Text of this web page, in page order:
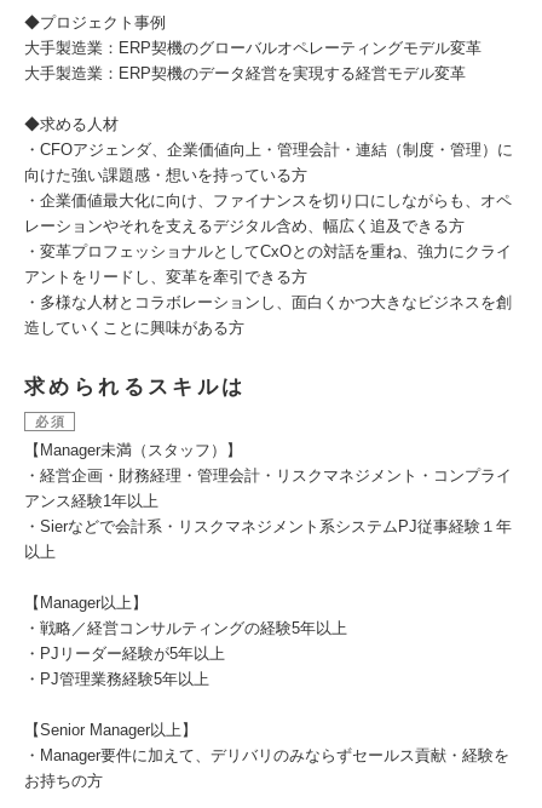
◆プロジェクト事例
大手製造業：ERP契機のグローバルオペレーティングモデル変革
大手製造業：ERP契機のデータ経営を実現する経営モデル変革
◆求める人材
・CFOアジェンダ、企業価値向上・管理会計・連結（制度・管理）に
向けた強い課題感・想いを持っている方
・企業価値最大化に向け、ファイナンスを切り口にしながらも、オペ
レーションやそれを支えるデジタル含め、幅広く追及できる方
・変革プロフェッショナルとしてCxOとの対話を重ね、強力にクライ
アントをリードし、変革を牽引できる方
・多様な人材とコラボレーションし、面白くかつ大きなビジネスを創
造していくことに興味がある方
求められるスキルは
必須
【Manager未満（スタッフ）】
・経営企画・財務経理・管理会計・リスクマネジメント・コンプライ
アンス経験1年以上
・Sierなどで会計系・リスクマネジメント系システムPJ従事経験１年
以上
【Manager以上】
・戦略／経営コンサルティングの経験5年以上
・PJリーダー経験が5年以上
・PJ管理業務経験5年以上
【Senior Manager以上】
・Manager要件に加えて、デリバリのみならずセールス貢献・経験を
お持ちの方